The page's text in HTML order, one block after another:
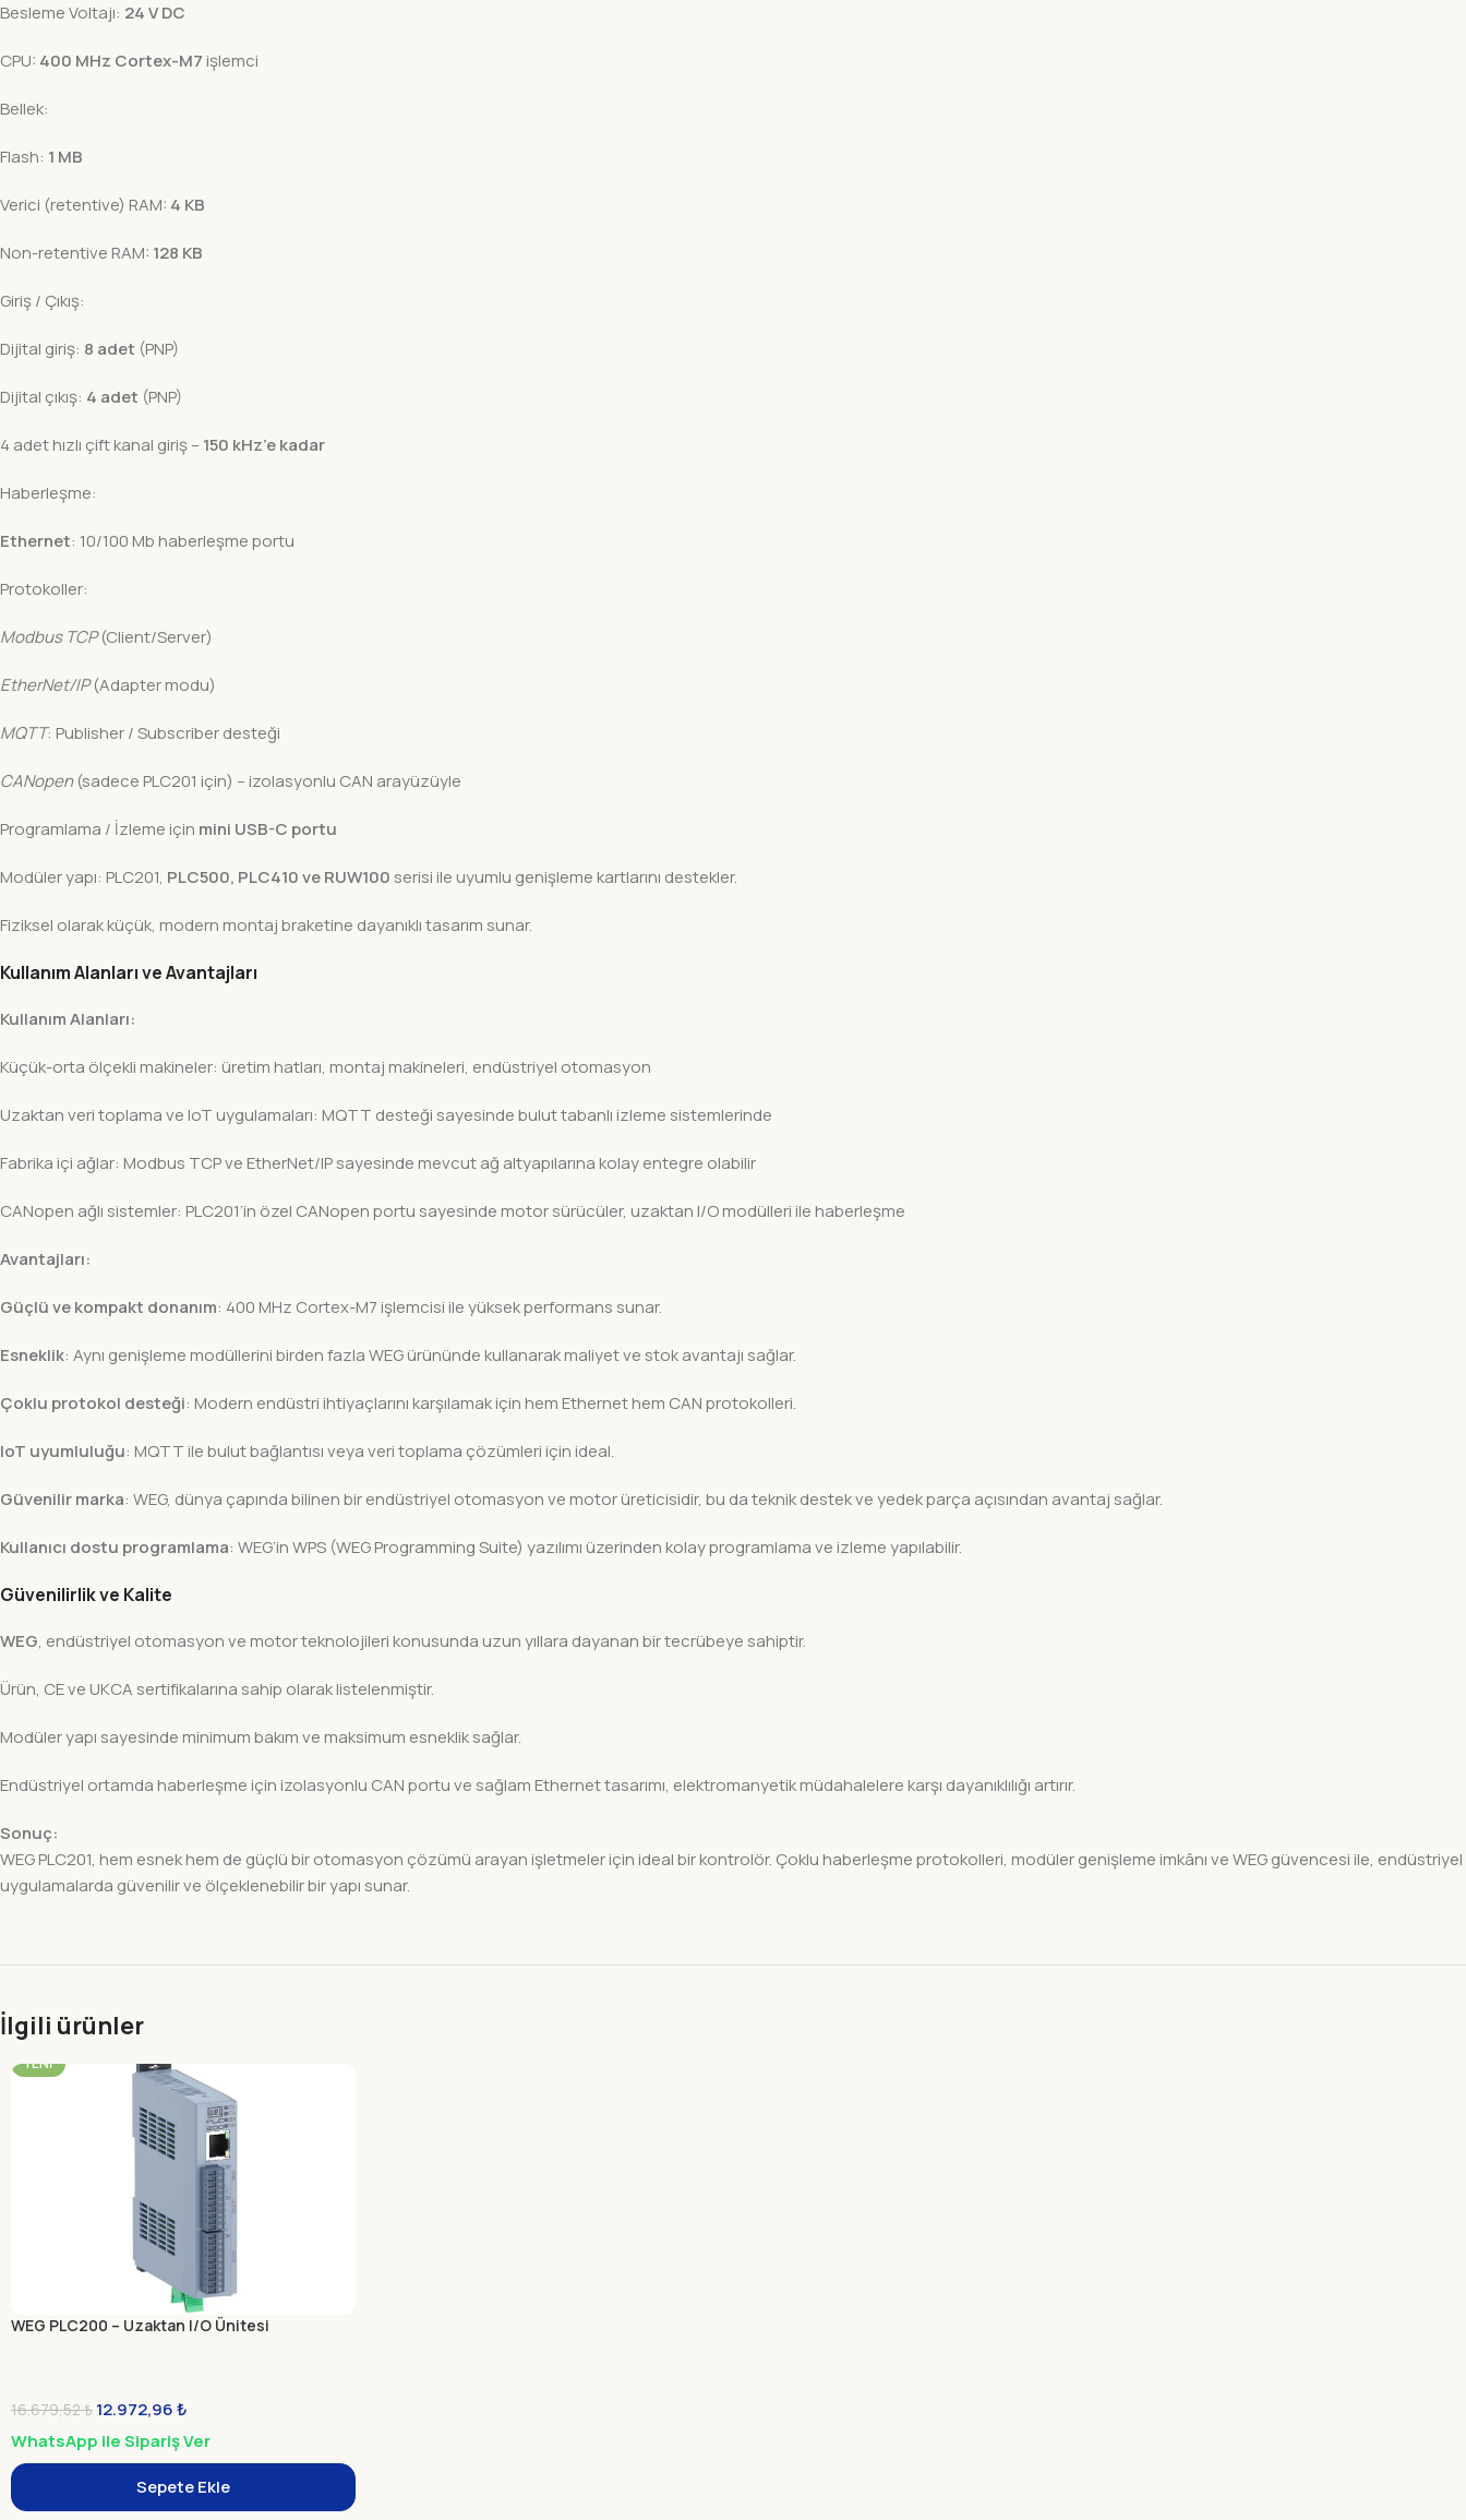
Besleme Voltajı: 24 V DC
CPU: 400 MHz Cortex-M7 işlemci
Bellek:
Flash: 1 MB
Verici (retentive) RAM: 4 KB
Non-retentive RAM: 128 KB
Giriş / Çıkış:
Dijital giriş: 8 adet (PNP)
Dijital çıkış: 4 adet (PNP)
4 adet hızlı çift kanal giriş –150 kHz’e kadar
Haberleşme:
Ethernet: 10/100 Mb haberleşme portu
Protokoller:
Modbus TCP(Client/Server)
EtherNet/IP(Adapter modu)
MQTT: Publisher / Subscriber desteği
CANopen(sadece PLC201 için) – izolasyonlu CAN arayüzüyle
Programlama / İzleme için mini USB-C portu
Modüler yapı: PLC201, PLC500, PLC410 ve RUW100 serisi ile uyumlu genişleme kartlarını destekler.
Fiziksel olarak küçük, modern montaj braketine dayanıklı tasarım sunar.
Kullanım Alanları ve Avantajları
Kullanım Alanları:
Küçük-orta ölçekli makineler: üretim hatları, montaj makineleri, endüstriyel otomasyon
Uzaktan veri toplama ve IoT uygulamaları: MQTT desteği sayesinde bulut tabanlı izleme sistemlerinde
Fabrika içi ağlar: Modbus TCP ve EtherNet/IP sayesinde mevcut ağ altyapılarına kolay entegre olabilir
CANopen ağlı sistemler: PLC201’in özel CANopen portu sayesinde motor sürücüler, uzaktan I/O modülleri ile haberleşme
Avantajları:
Güçlü ve kompakt donanım: 400 MHz Cortex-M7 işlemcisi ile yüksek performans sunar.
Esneklik: Aynı genişleme modüllerini birden fazla WEG ürününde kullanarak maliyet ve stok avantajı sağlar.
Çoklu protokol desteği: Modern endüstri ihtiyaçlarını karşılamak için hem Ethernet hem CAN protokolleri.
IoT uyumluluğu: MQTT ile bulut bağlantısı veya veri toplama çözümleri için ideal.
Güvenilir marka: WEG, dünya çapında bilinen bir endüstriyel otomasyon ve motor üreticisidir, bu da teknik destek ve yedek parça açısından avantaj sağlar.
Kullanıcı dostu programlama: WEG’in WPS (WEG Programming Suite) yazılımı üzerinden kolay programlama ve izleme yapılabilir.
Güvenilirlik ve Kalite
WEG, endüstriyel otomasyon ve motor teknolojileri konusunda uzun yıllara dayanan bir tecrübeye sahiptir.
Ürün, CE ve UKCA sertifikalarına sahip olarak listelenmiştir.
Modüler yapı sayesinde minimum bakım ve maksimum esneklik sağlar.
Endüstriyel ortamda haberleşme için izolasyonlu CAN portu ve sağlam Ethernet tasarımı, elektromanyetik müdahalelere karşı dayanıklılığı artırır.
Sonuç:
WEG PLC201, hem esnek hem de güçlü bir otomasyon çözümü arayan işletmeler için ideal bir kontrolör. Çoklu haberleşme protokolleri, modüler genişleme imkânı ve WEG güvencesi ile, endüstriyel
uygulamalarda güvenilir ve ölçeklenebilir bir yapı sunar.
İlgili ürünler
-22%
YENI
WEG PLC200 – Uzaktan I/O Ünitesi
16.679,52₺ 12.972,96₺
WhatsApp ile Sipariş Ver
Sepete Ekle